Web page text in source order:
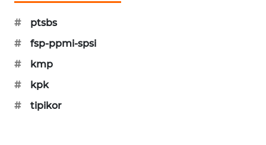
#
ptsbs
#
fsp-ppmi-spsi
#
kmp
#
kpk
#
tipikor
MAWAKA
MARTABAT